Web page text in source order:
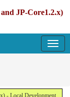
JP-Core1.2.x)
- Local Development